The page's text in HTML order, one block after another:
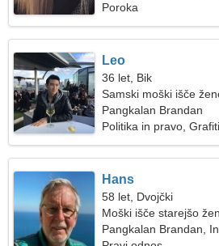
Poroka
Leo
36 let, Bik
Samski moški išče
Pangkalan Brandan
Politika in pravo, Grafiti
Hans
58 let, Dvojčki
Moški išče starejšo
Pangkalan Brandan,